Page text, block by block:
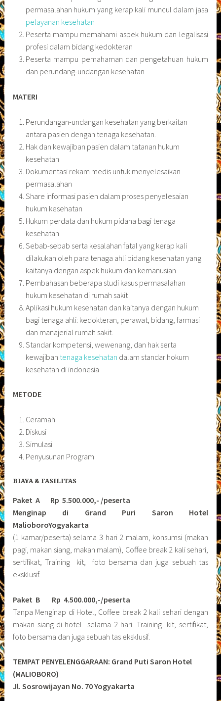
permasalahan hukum yang kerap kali muncul dalam jasa
pelayanan kesehatan
Peserta mampu memahami aspek hukum dan legalisasi
profesi dalam bidang kedokteran
Peserta mampu pemahaman dan pengetahuan hukum
dan perundang-undangan kesehatan
MATERI
Perundangan-undangan kesehatan yang berkaitan
antara pasien dengan tenaga kesehatan.
Hak dan kewajiban pasien dalam tatanan hukum
kesehatan
Dokumentasi rekam medis untuk menyelesaikan
permasalahan
Share informasi pasien dalam proses penyelesaian
hukum kesehatan
Hukum perdata dan hukum pidana bagi tenaga
kesehatan
Sebab-sebab serta kesalahan fatal yang kerap kali
dilakukan oleh para tenaga ahli bidang kesehatan yang
kaitanya dengan aspek hukum dan kemanusian
Pembahasan beberapa studi kasus permasalahan
hukum kesehatan di rumah sakit
Aplikasi hukum kesehatan dan kaitanya dengan hukum
bagi tenaga ahli: kedokteran, perawat, bidang, farmasi
dan manajerial rumah sakit.
Standar kompetensi, wewenang, dan hak serta
kewajiban tenaga kesehatan dalam standar hokum
kesehatan di indonesia
METODE
Ceramah
Diskusi
Simulasi
Penyusunan Program
BIAYA & FASILITAS
Paket A Rp 5.500.000,- /peserta
Menginap di Grand Puri Saron Hotel
MalioboroYogyakarta
(1 kamar/peserta) selama 3 hari 2 malam, konsumsi (makan
pagi, makan siang, makan malam), Coffee break 2 kali sehari,
sertifikat, Training kit, foto bersama dan juga sebuah tas
eksklusif.
Paket B
Rp 4.500.000,-/peserta
Tanpa Menginap di Hotel, Coffee break 2 kali sehari dengan
makan siang di hotel selama 2 hari. Training kit, sertifikat,
foto bersama dan juga sebuah tas eksklusif.
TEMPAT PENYELENGGARAAN: Grand Puti Saron Hotel
(MALIOBORO)
Jl. Sosrowijayan No. 70 Yogyakarta